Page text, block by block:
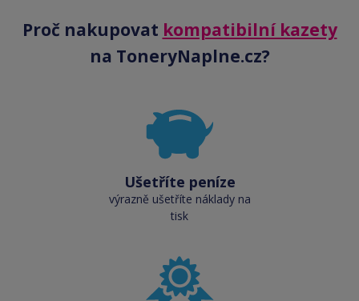
Proč nakupovat kompatibilní kazety
na ToneryNaplne.cz?
Ušetříte peníze
výrazně ušetříte náklady na
tisk